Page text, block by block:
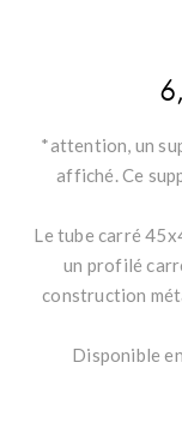
*attention, un
affiché. Ce
Le tube carré
un profilé
construction
Disponible